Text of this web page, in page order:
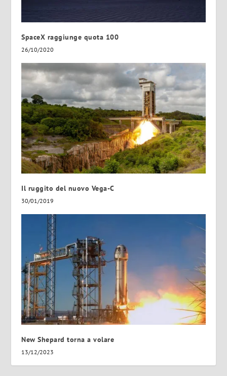
SpaceX raggiunge quota 100
26/10/2020
Il ruggito del nuovo Vega-C
30/01/2019
New Shepard torna a volare
13/12/2023